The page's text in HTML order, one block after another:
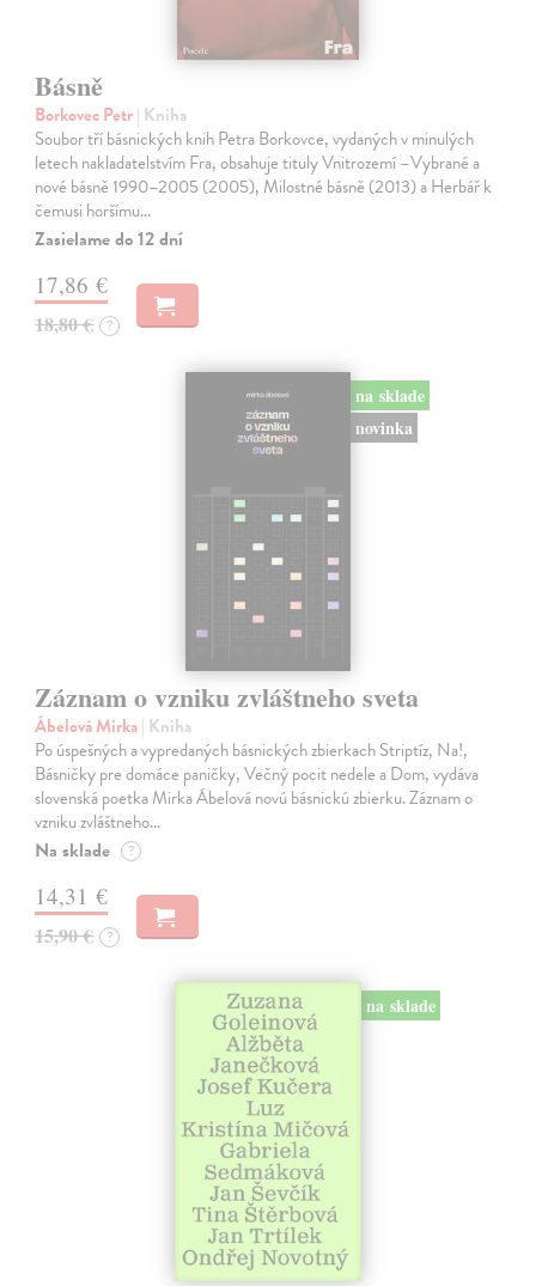
Básně
Borkovec Petr| Kniha
Soubor tří básnických knih Petra Borkovce, vydaných v minulých
letech nakladatelstvím Fra, obsahuje tituly Vnitrozemí –Vybrané a
nové básně 1990–2005 (2005), Milostné básně (2013) a Herbář k
čemusi horšímu…
Zasielame do 12 dní
17,86 €
18,80 € ?
na sklade
novinka
Záznam o vzniku zvláštneho sveta
Ábelová Mirka| Kniha
Po úspešných a vypredaných básnických zbierkach Striptíz, Na!,
Básničky pre domáce paničky, Večný pocit nedele a Dom, vydáva
slovenská poetka Mirka Ábelová novú básnickú zbierku. Záznam o
vzniku zvláštneho…
Na sklade ?
14,31 €
15,90 € ?
na sklade